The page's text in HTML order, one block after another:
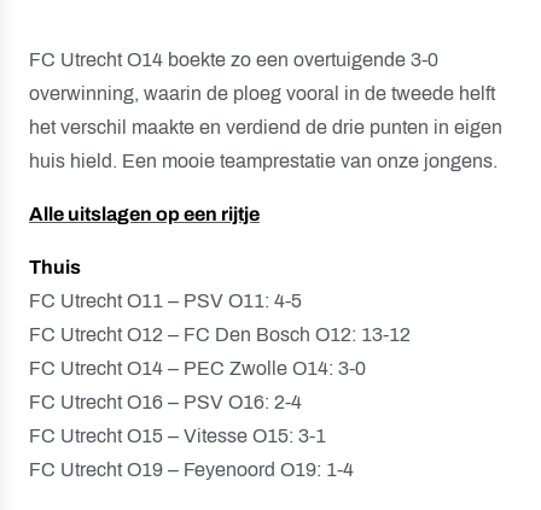
FC Utrecht O14 boekte zo een overtuigende 3-0
overwinning, waarin de ploeg vooral in de tweede helft
het verschil maakte en verdiend de drie punten in eigen
huis hield. Een mooie teamprestatie van onze jongens.
Alle uitslagen op een rijtje
Thuis
FC Utrecht O11 – PSV O11: 4-5
FC Utrecht O12 – FC Den Bosch O12: 13-12
FC Utrecht O14 – PEC Zwolle O14: 3-0
FC Utrecht O16 – PSV O16: 2-4
FC Utrecht O15 – Vitesse O15: 3-1
FC Utrecht O19 – Feyenoord O19: 1-4